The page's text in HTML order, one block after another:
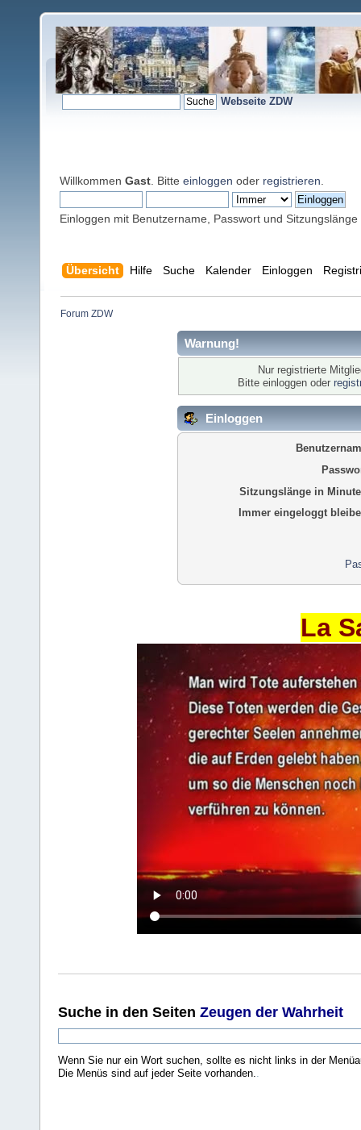
Webseite ZDW
Willkommen Gast . Bitte einloggen oder registrieren
Einloggen mit Benutzername, Passwort und Sitzungslänge
Übersicht Hilfe Suche Kalender Einloggen
Forum ZDW
Warnung!
Nur registrierte
Bitte einloggen oder
Einloggen
Sitzungslänge in
Immer eingeloggt
La
Suche in den Seiten Zeugen der Wahrheit
Wenn Sie nur ein Wort suchen, sollte es nicht links in der
Die Menüs sind auf jeder Seite vorhanden..